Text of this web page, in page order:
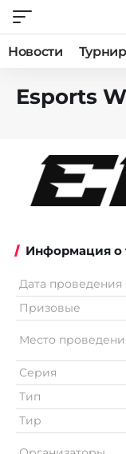
Новости
Esports
Информация о
Дата проведения
Призовые
Место
Серия
Тип
Тир